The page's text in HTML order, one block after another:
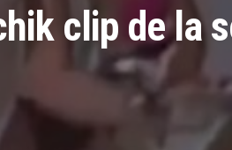
clip de la